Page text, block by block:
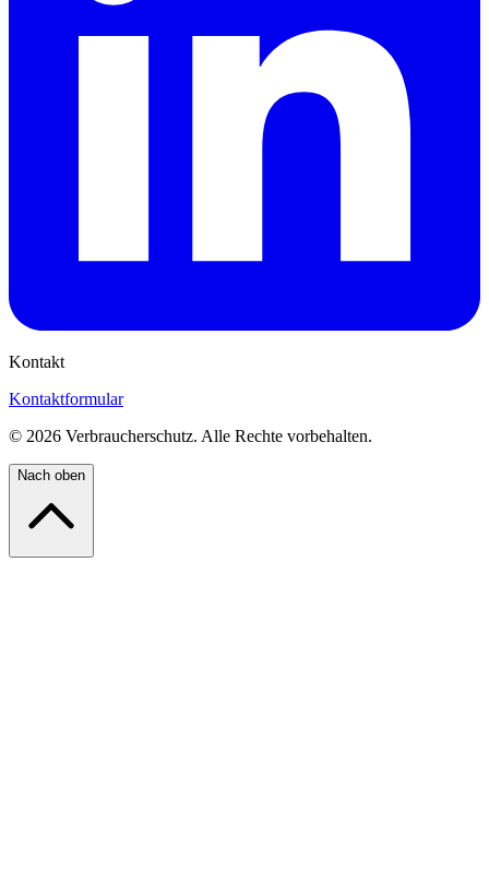
Kontakt
Kontaktformular
© 2026 Verbraucherschutz. Alle Rechte vorbehalten.
Nach oben